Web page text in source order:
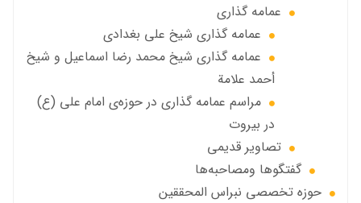
عمامه گذاری
عمامه گذاری شیخ علی بغدادی
عمامه گذاری شيخ محمد رضا اسماعيل و شيخ
أحمد علامة
مراسم عمامه گذاری در حوزه‌ی امام علی (ع)
در بیروت
تصاویر قديمي
گفتگوها ومصاحبه‌ها
حوزه تخصصی نبراس المحققین